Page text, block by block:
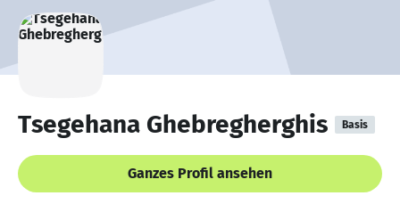
Tsegehana Ghebregherghis Basis
Ganzes Profil ansehen